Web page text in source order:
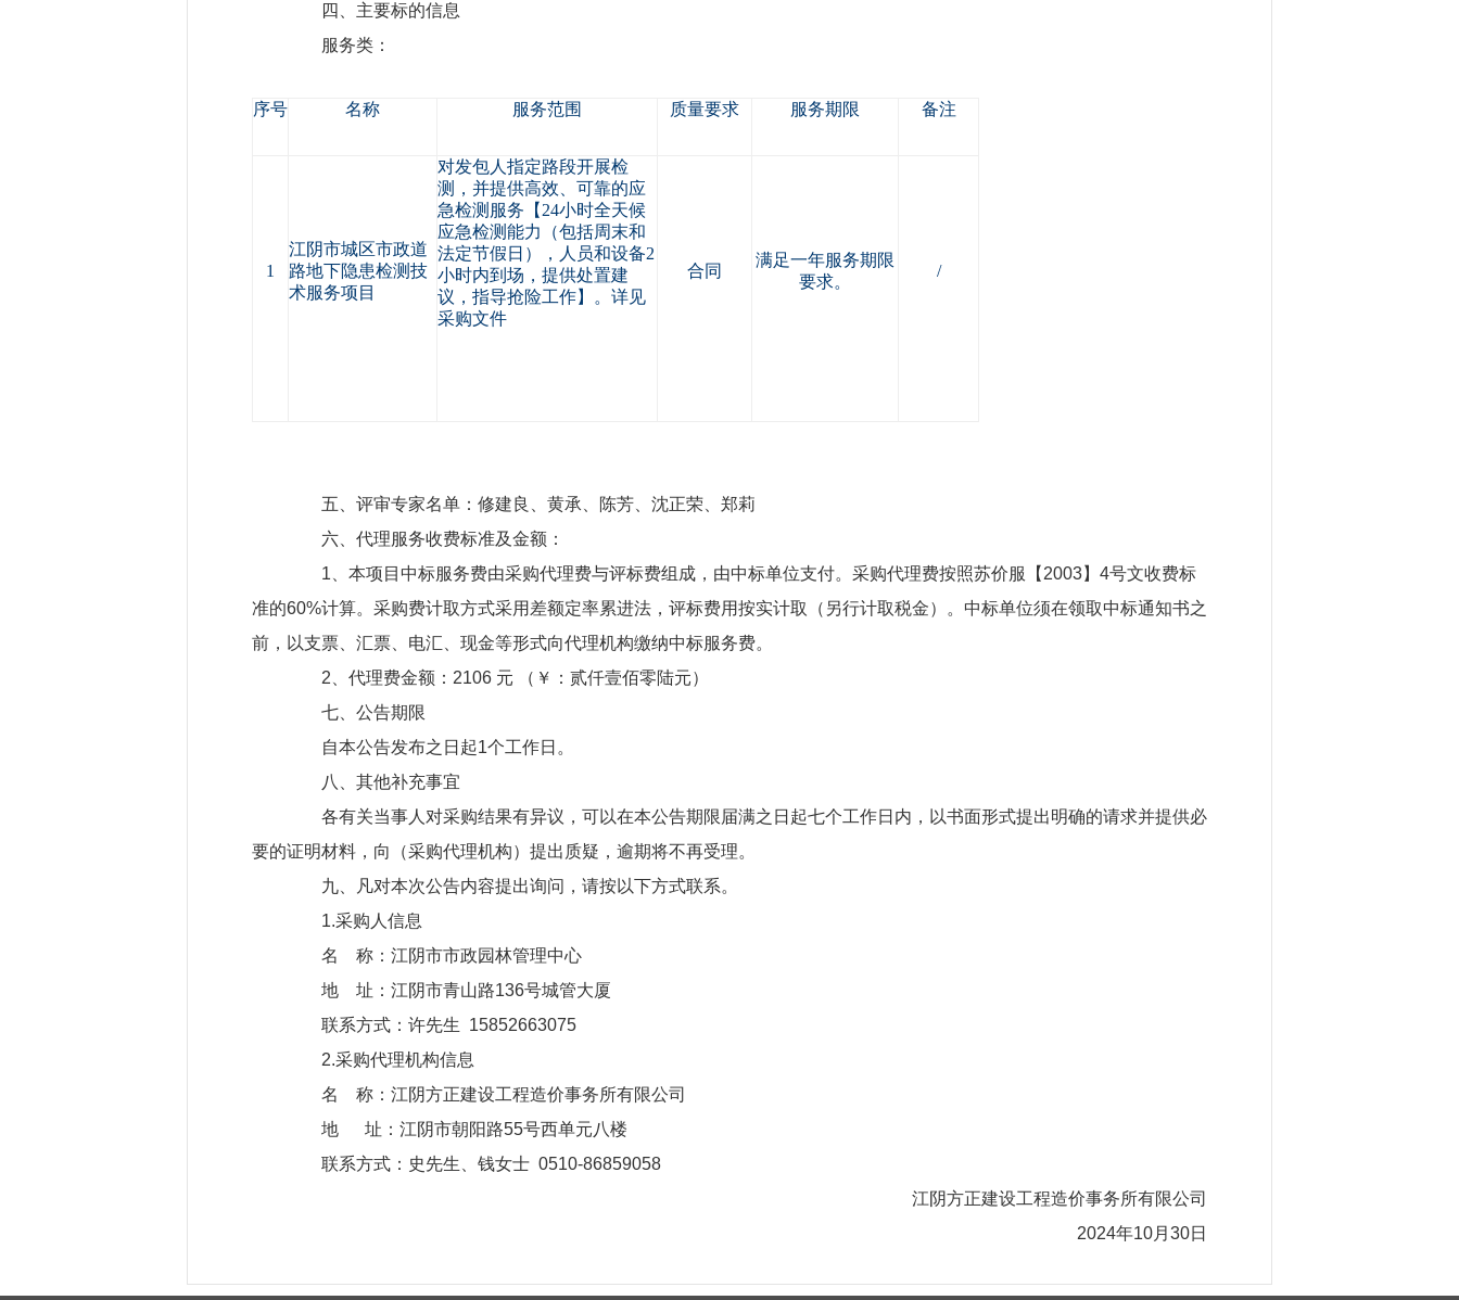
四、主要标的信息
服务类：
序号 名称 服务范围 质量要求 服务期限 备注
1
江阴市城区市政道
路地下隐患检测技
术服务项目
对发包人指定路段开展检
测，并提供高效、可靠的应
急检测服务【24小时全天候
应急检测能力（包括周末和
法定节假日），人员和设备2
小时内到场，提供处置建
议，指导抢险工作】。详见
采购文件
合同
满足一年服务期限
要求。
/
五、评审专家名单：修建良、黄承、陈芳、沈正荣、郑莉
六、代理服务收费标准及金额：
1、本项目中标服务费由采购代理费与评标费组成，由中标单位支付。采购代理费按照苏价服【2003】4号文收费标
准的60%计算。采购费计取方式采用差额定率累进法，评标费用按实计取（另行计取税金）。中标单位须在领取中标通知书之
前，以支票、汇票、电汇、现金等形式向代理机构缴纳中标服务费。
2、代理费金额：2106 元 （￥：贰仟壹佰零陆元）
七、公告期限
自本公告发布之日起1个工作日。
八、其他补充事宜
各有关当事人对采购结果有异议，可以在本公告期限届满之日起七个工作日内，以书面形式提出明确的请求并提供必
要的证明材料，向（采购代理机构）提出质疑，逾期将不再受理。
九、凡对本次公告内容提出询问，请按以下方式联系。
1.采购人信息
名 称：江阴市市政园林管理中心
地 址：江阴市青山路136号城管大厦
联系方式：许先生 15852663075
2.采购代理机构信息
名 称：江阴方正建设工程造价事务所有限公司
地 址：江阴市朝阳路55号西单元八楼
联系方式：史先生、钱女士 0510-86859058
江阴方正建设工程造价事务所有限公司
2024年10月30日